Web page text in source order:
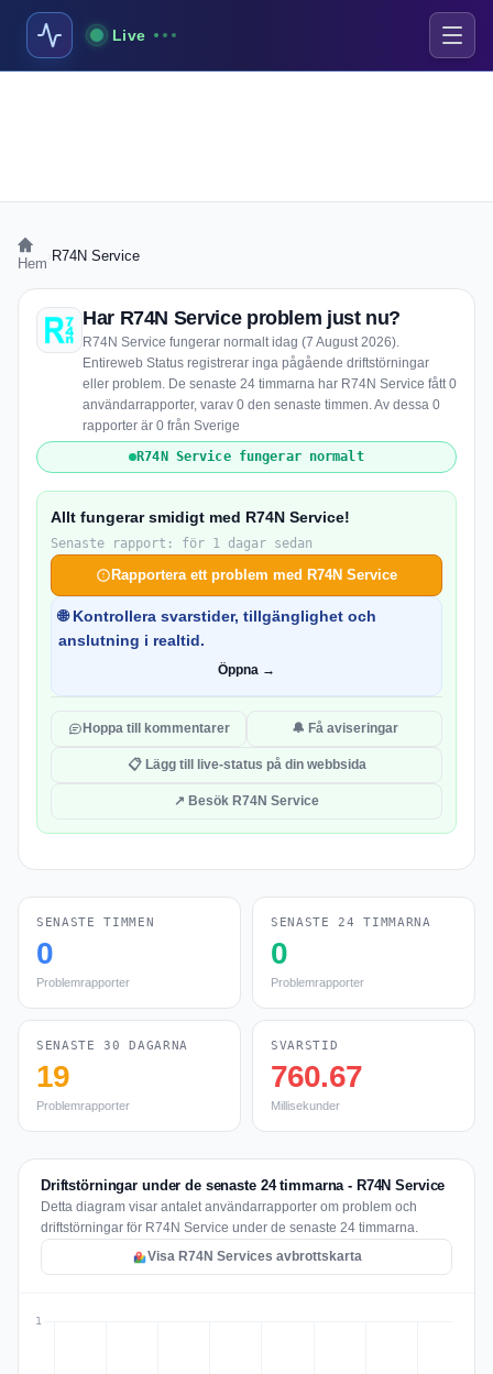
Live
Hem R74N Service
Har R74N Service problem just nu?
R74N Service fungerar normalt idag (7 August 2026).
Entireweb Status registrerar inga pågående driftstörningar
eller problem. De senaste 24 timmarna har R74N Service fått 0
användarrapporter, varav 0 den senaste timmen. Av dessa 0
rapporter är 0 från Sverige
R74N Service fungerar normalt
Allt fungerar smidigt med R74N Service!
Senaste rapport: för 1 dagar sedan
Rapportera ett problem med R74N Service
🌐 Kontrollera svarstider, tillgänglighet och
anslutning i realtid.
Öppna →
Hoppa till kommentarer 🔔 Få aviseringar
📋 Lägg till live-status på din webbsida
↗ Besök R74N Service
SENASTE TIMMEN
0
Problemrapporter
SENASTE 24 TIMMARNA
0
Problemrapporter
SENASTE 30 DAGARNA
19
Problemrapporter
SVARSTID
760.67
Millisekunder
Driftstörningar under de senaste 24 timmarna - R74N Service
Detta diagram visar antalet användarrapporter om problem och
driftstörningar för R74N Service under de senaste 24 timmarna.
Visa R74N Services avbrottskarta